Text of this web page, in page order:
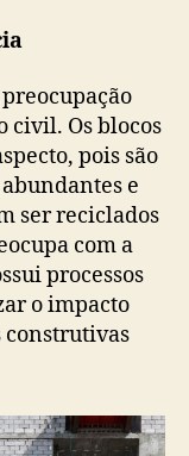
civil. Os blocos
pois são
e
ser reciclados
com a
processos
o impacto
construtivas